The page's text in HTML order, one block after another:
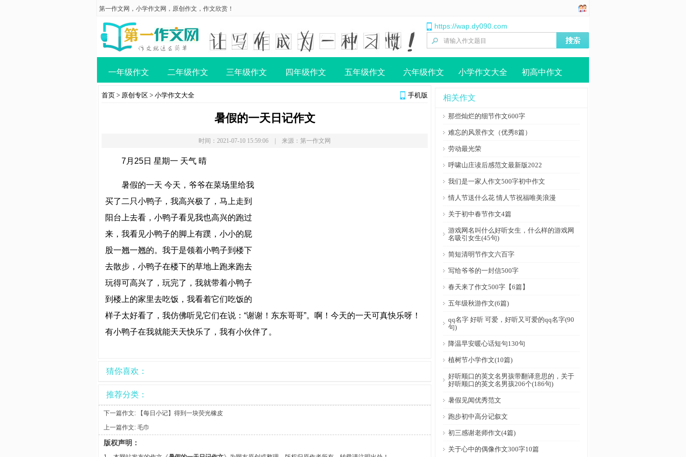
第一作文网 ， 小学作文网 ， 原创作文 ， 作文欣赏 ！
https://wap.dy090.com
一年级作文 二年级作文 三年级作文 四年级作文 五年级作文 六年级作文 小学作文大全 初高中作文
手机版
首页 > 原创专区 > 小学作文大全
暑假的一天日记作文
时间：2021-07-10 15:59:06 | 来源：第一作文网
7月25日 星期一 天气 晴
暑假的一天 今天，爷爷在菜场里给我
买了二只小鸭子，我高兴极了，马上走到
阳台上去看，小鸭子看见我也高兴的跑过
来，我看见小鸭子的脚上有蹼，小小的屁
股一翘一翘的。我于是领着小鸭子到楼下
去散步，小鸭子在楼下的草地上跑来跑去
玩得可高兴了，玩完了，我就带着小鸭子
到楼上的家里去吃饭，我看着它们吃饭的
样子太好看了，我仿佛听见它们在说：“谢谢！东东哥哥”。啊！今天的一天可真快乐呀！
有小鸭子在我就能天天快乐了，我有小伙伴了。
猜你喜欢：
推荐分类：
下一篇作文:
【每日小记】得到一块荧光橡皮
上一篇作文: 毛巾
版权声明：
相关作文
那些灿烂的细节作文600字
难忘的风景作文（优秀8篇）
劳动最光荣
呼啸山庄读后感范文最新版2022
我们是一家人作文500字初中作文
情人节送什么花 情人节祝福唯美浪漫
关于初中春节作文4篇
游戏网名叫什么好听女生，什么样的游戏网
名吸引女生(45句)
简短清明节作文六百字
写给爷爷的一封信500字
春天来了作文500字【6篇】
五年级秋游作文(6篇)
qq名字 好听 可爱，好听又可爱的qq名字(90
句)
降温早安暖心话短句130句
植树节小学作文(10篇)
好听顺口的英文名男孩带翻译意思的，关于
好听顺口的英文名男孩206个(186句)
暑假见闻优秀范文
跑步初中高分记叙文
初三感谢老师作文(4篇)
关于心中的偶像作文300字10篇